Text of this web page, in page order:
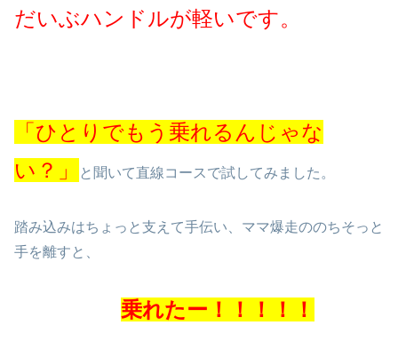
だいぶハンドルが軽いです。
「ひとりでもう乗れるんじゃな
い？」
と聞いて直線コースで試してみました。
踏み込みはちょっと支えて手伝い、ママ爆走ののちそっと
手を離すと、
乗れたー！！！！！